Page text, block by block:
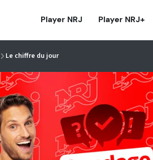
Player NRJ Player NRJ+
Le chiffre du jour